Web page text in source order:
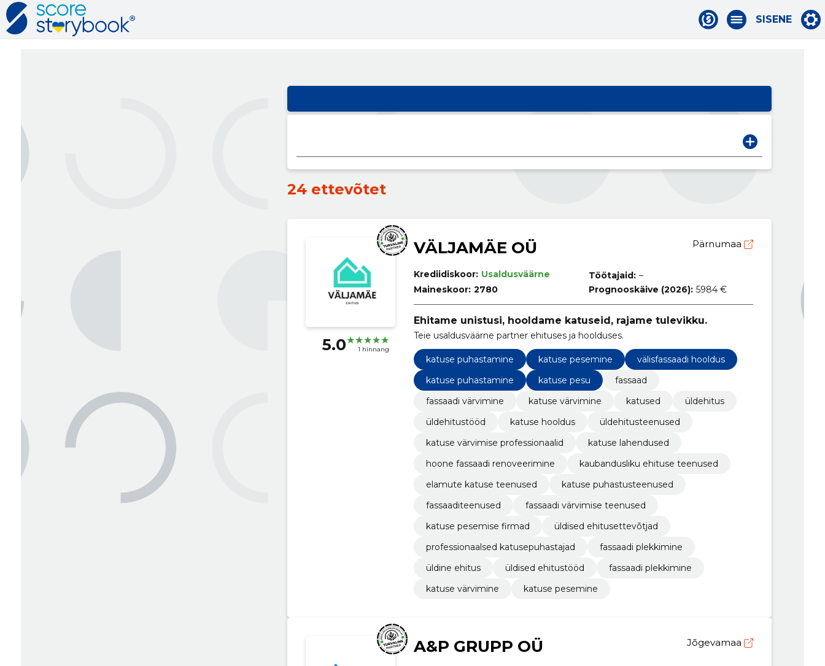
SISENE
24 ettevõtet
5.0 1 hinnang
VÄLJAMÄE OÜ Pärnumaa
Krediidiskoor: Usaldusväärne
Maineskoor: 2780
Töötajaid: –
Prognooskäive (2026): 5984 €
Ehitame unistusi, hooldame katuseid, rajame tulevikku.
Teie usaldusväärne partner ehituses ja hoolduses.
katuse puhastamine katuse pesemine
välisfassaadi hooldus
katuse puhastamine
katuse pesu
fassaad
fassaadi värvimine
katuse värvimine katused
üldehitus
üldehitustööd
katuse hooldus
üldehitusteenused
katuse värvimise professionaalid
katuse lahendused
hoone fassaadi renoveerimine
kaubandusliku ehituse teenused
elamute katuse teenused
katuse puhastusteenused
fassaaditeenused
fassaadi värvimise teenused
katuse pesemise firmad
üldised ehitusettevõtjad
professionaalsed katusepuhastajad
fassaadi plekkimine
üldine ehitus
üldised ehitustööd
fassaadi plekkimine
katuse värvimine
katuse pesemine
A&P GRUPP OÜ Jõgevamaa